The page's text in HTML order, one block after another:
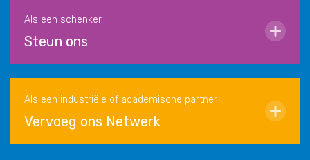
Als een schenker
Steun ons
Als een industriële of academische partner
Vervoeg ons Netwerk